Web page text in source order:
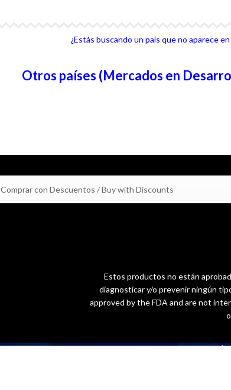
¿Estás buscando un país que no aparece
Otros países (Mercados en
Comprar con Descuentos / Buy with Discounts
Estos productos no están
diagnosticar y/o prevenir ningún
approved by the FDA and are not